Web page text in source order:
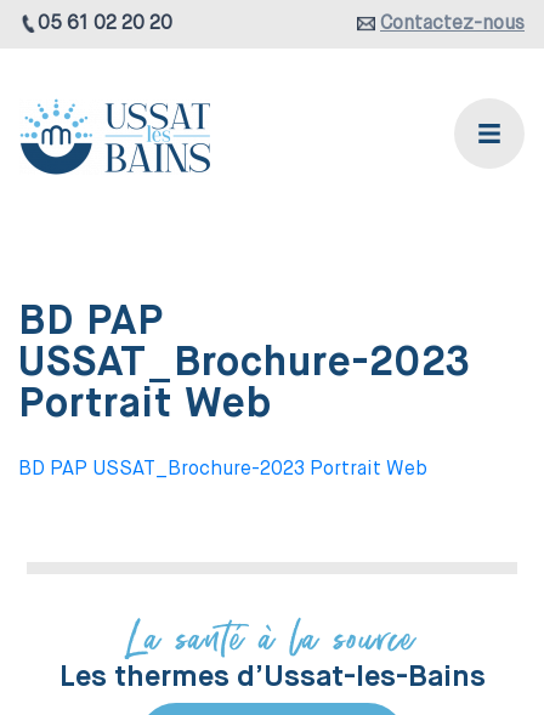
05 61 02 20 20 Contactez-nous
BD PAP
USSAT_Brochure-2023
Portrait Web
BD PAP USSAT_Brochure-2023 Portrait Web
La santé à la source
Les thermes d’Ussat-les-Bains